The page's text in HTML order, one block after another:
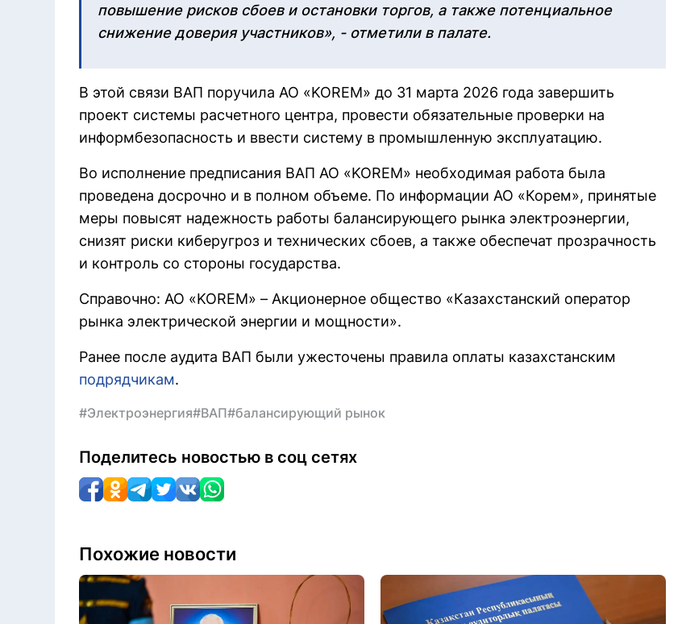
повышение рисков сбоев и остановки торгов, а также потенциальное
снижение доверия участников», - отметили в палате.
В этой связи ВАП поручила АО «KOREM» до 31 марта 2026 года завершить
проект системы расчетного центра, провести обязательные проверки на
информбезопасность и ввести систему в промышленную эксплуатацию.
Во исполнение предписания ВАП АО «KOREM» необходимая работа была
проведена досрочно и в полном объеме. По информации АО «Корем», принятые
меры повысят надежность работы балансирующего рынка электроэнергии,
снизят риски киберугроз и технических сбоев, а также обеспечат прозрачность
и контроль со стороны государства.
Справочно: АО «KOREM» – Акционерное общество «Казахстанский оператор
рынка электрической энергии и мощности».
Ранее после аудита ВАП были ужесточены правила оплаты казахстанским
подрядчикам.
#Электроэнергия#ВАП#балансирующий рынок
Поделитесь новостью в соц сетях
Похожие новости